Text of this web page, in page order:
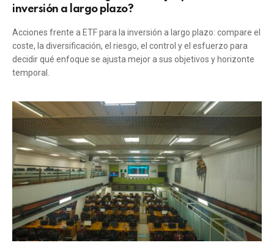
inversión a largo plazo?
Acciones frente a ETF para la inversión a largo plazo: compare el
coste, la diversificación, el riesgo, el control y el esfuerzo para
decidir qué enfoque se ajusta mejor a sus objetivos y horizonte
temporal.